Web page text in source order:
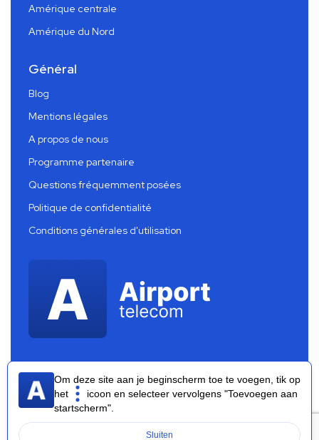
Amérique centrale
Amérique du Nord
Général
Blog
Mentions légales
A propos de nous
Programme partenaire
Questions fréquemment posées
Politique de confidentialité
Conditions générales d'utilisation
Airport Telecom 2026 ®
Om deze site aan je beginscherm toe te voegen, tik op
het
icoon en selecteer vervolgens "Toevoegen aan
startscherm".
Sluiten